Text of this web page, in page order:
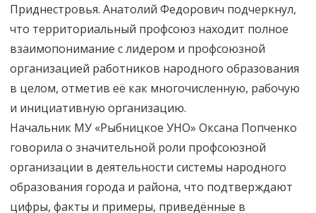
Приднестровья. Анатолий Федорович подчеркнул,
что территориальный профсоюз находит полное
взаимопонимание с лидером и профсоюзной
организацией работников народного образования
в целом, отметив её как многочисленную, рабочую
и инициативную организацию.
Начальник МУ «Рыбницкое УНО» Оксана Попченко
говорила о значительной роли профсоюзной
организации в деятельности системы народного
образования города и района, что подтверждают
цифры, факты и примеры, приведённые в